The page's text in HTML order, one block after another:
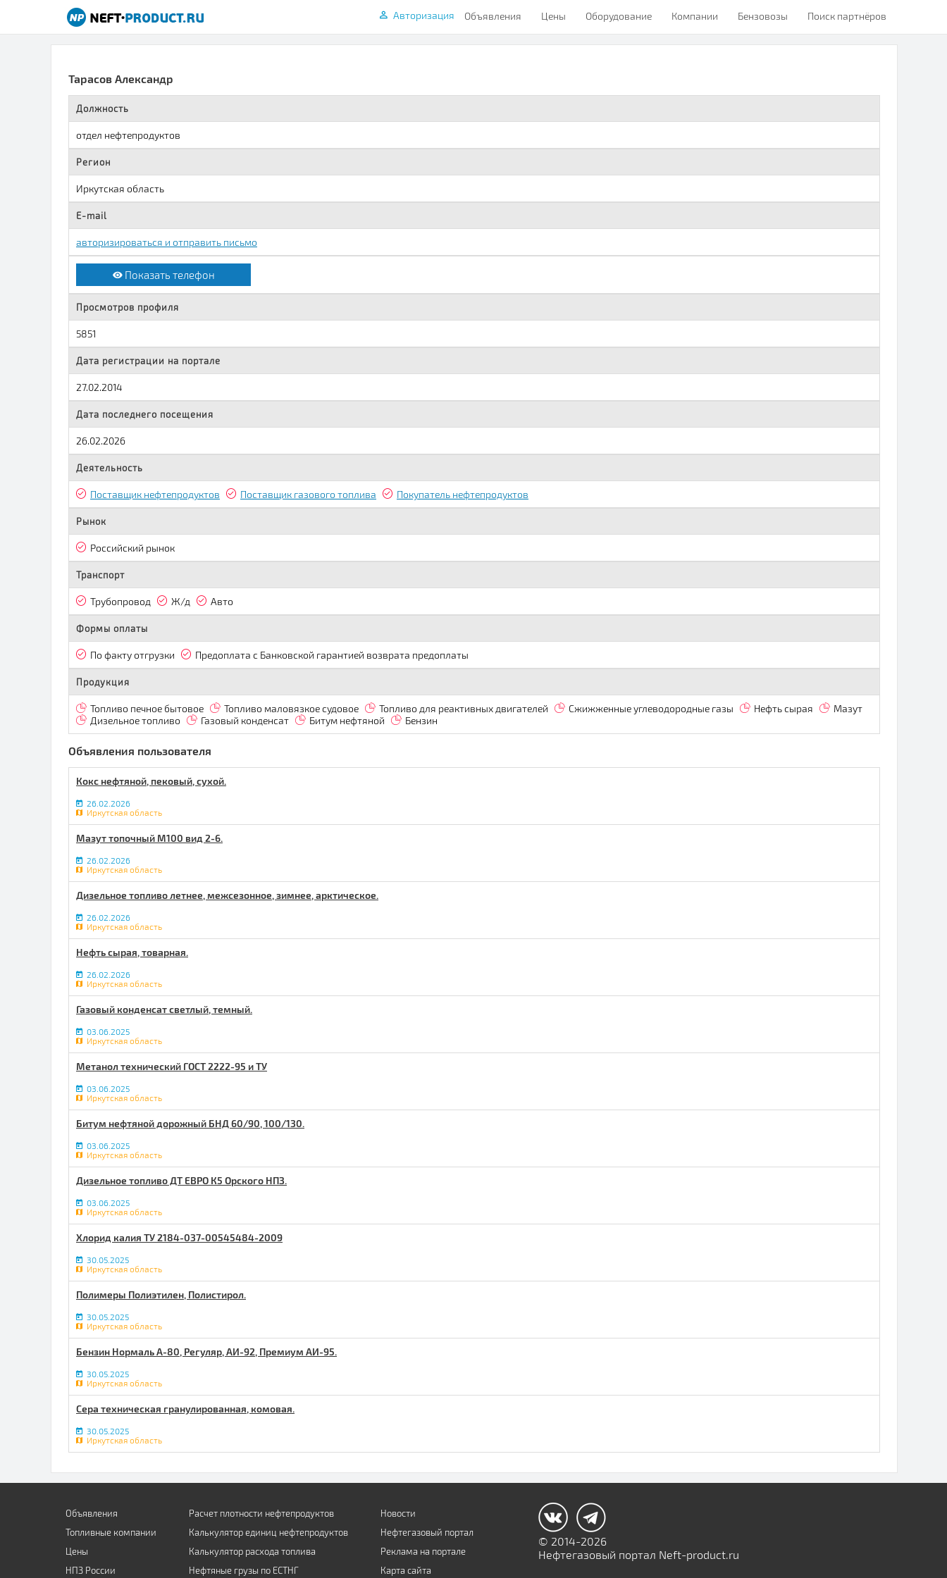
Объявления Цены Оборудование Компании Бензовозы Поиск партнёров
Авторизация
Тарасов Александр
Должность
отдел нефтепродуктов
Регион
Иркутская область
E-mail
авторизироваться и отправить письмо
Показать телефон
Просмотров профиля
5851
Дата регистрации на портале
27.02.2014
Дата последнего посещения
26.02.2026
Деятельность
Поставщик нефтепродуктов Поставщик газового топлива Покупатель нефтепродуктов
Рынок
Российский рынок
Транспорт
Трубопровод Ж/д Авто
Формы оплаты
По факту отгрузки Предоплата с Банковской гарантией возврата предоплаты
Продукция
Топливо печное бытовое Топливо маловязкое судовое Топливо для реактивных двигателей Сжижженные углеводородные газы Нефть сырая
Мазут
Дизельное топливо
Газовый конденсат Битум нефтяной Бензин
Объявления пользователя
Кокс нефтяной, пековый, сухой.
26.02.2026
Иркутская область
Мазут топочный М100 вид 2-6.
26.02.2026
Иркутская область
Дизельное топливо летнее, межсезонное, зимнее, арктическое.
26.02.2026
Иркутская область
Нефть сырая, товарная.
26.02.2026
Иркутская область
Газовый конденсат светлый, темный.
03.06.2025
Иркутская область
Метанол технический ГОСТ 2222-95 и ТУ
03.06.2025
Иркутская область
Битум нефтяной дорожный БНД 60/90, 100/130.
03.06.2025
Иркутская область
Дизельное топливо ДТ ЕВРО К5 Орского НПЗ.
03.06.2025
Иркутская область
Хлорид калия ТУ 2184-037-00545484-2009
30.05.2025
Иркутская область
Полимеры Полиэтилен, Полистирол.
30.05.2025
Иркутская область
Бензин Нормаль А-80, Регуляр, АИ-92, Премиум АИ-95.
30.05.2025
Иркутская область
Сера техническая гранулированная, комовая.
30.05.2025
Иркутская область
Объявления
Топливные компании
Цены
НПЗ России
Расчет плотности нефтепродуктов
Калькулятор единиц нефтепродуктов
Калькулятор расхода топлива
Нефтяные грузы по ЕСТНГ
Новости
Нефтегазовый портал
Реклама на портале
Карта сайта
© 2014-2026
Нефтегазовый портал Neft-product.ru